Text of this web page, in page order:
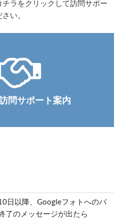
チラをクリックして訪問サポー
い。
問サポート案内
日以降、Googleフォトへのバ
了のメッセージが出たら